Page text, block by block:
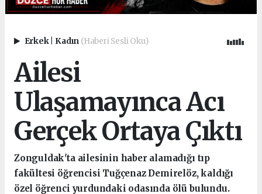
Erkek Kadın (Haberi Sesli Oku)
Ailesi
Ulaşamayınca Acı
Gerçek Ortaya Çıktı
Zonguldak'ta ailesinin haber alamadığı tıp
fakültesi öğrencisi Tuğçenaz Demirelöz, kaldığı
özel öğrenci yurdundaki odasında ölü bulundu.